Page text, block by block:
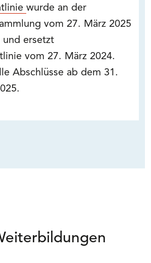
wurde an der
vom 27. März 2025
und ersetzt
vom 27. März 2024.
Abschlüsse ab dem 31.